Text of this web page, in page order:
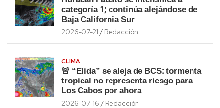
categoría 1; continúa alejándose de
Baja California Sur
2026-07-21 Redacción
CLIMA
🚨 “Elida” se aleja de BCS: tormenta
tropical no representa riesgo para
Los Cabos por ahora
2026-07-16 Redacción